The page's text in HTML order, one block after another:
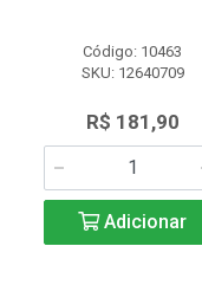
Código: 10463
SKU: 12640709
R$ 181,90
Adicionar